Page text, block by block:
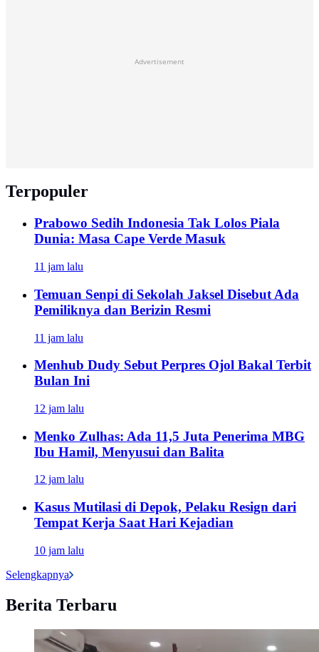
Advertisement
Terpopuler
Prabowo Sedih Indonesia Tak Lolos Piala
Dunia: Masa Cape Verde Masuk
11 jam lalu
Temuan Senpi di Sekolah Jaksel Disebut Ada
Pemiliknya dan Berizin Resmi
11 jam lalu
Menhub Dudy Sebut Perpres Ojol Bakal Terbit
Bulan Ini
12 jam lalu
Menko Zulhas: Ada 11,5 Juta Penerima MBG
Ibu Hamil, Menyusui dan Balita
12 jam lalu
Kasus Mutilasi di Depok, Pelaku Resign dari
Tempat Kerja Saat Hari Kejadian
10 jam lalu
Selengkapnya
Berita Terbaru